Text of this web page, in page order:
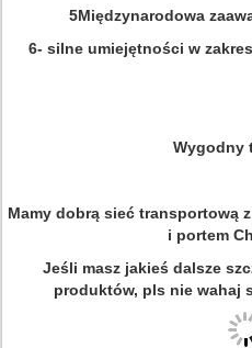
5Międzynarodowa
6- silne umiejętności w
Wygodny
Mamy dobrą sieć transportową
i portem
Jeśli masz jakieś dalsze
produktów, pls nie wahaj